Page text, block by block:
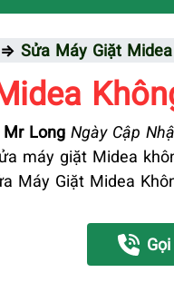
⇒ Sửa Máy Giặt
Long Ngày Cập
máy giặt Midea
Máy Giặt Midea